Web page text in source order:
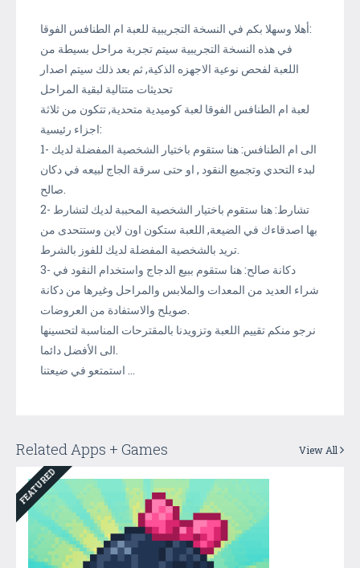
أهلا وسهلا بكم في النسخة التجريبية للعبة ام الطنافس الفوقا:
في هذه النسخة التجريبية سيتم تجربة مراحل بسيطة من
اللعبة لفحص نوعية الاجهزه الذكية, ثم بعد ذلك سيتم اصدار
لعبة ام الطنافس الفوقا لعبة كوميدية متحدية, تتكون من ثلاثة
اجزاء رئيسية:
1- الى ام الطنافس: هنا ستقوم باختيار الشخصية المفضلة لديك
لبدء التحدي وتجميع النقود , او حتى سرقة الجاج لبيعه في دكان
2- تشارط: هنا ستقوم باختيار الشخصية المحببة لديك لتشارط
بها اصدقاءك في الضيعة, اللعبة ستكون اون لاين وستتحدى من
3- دكانة صالح: هنا ستقوم ببيع الدجاج واستخدام النقود في
شراء العديد من المعدات والملابس والمراحل وغيرها من دكانة
نرجو منكم تقييم اللعبة وتزويدنا بالمقترحات المناسبة لتحسينها
Related Apps + Games View All
FEATURED